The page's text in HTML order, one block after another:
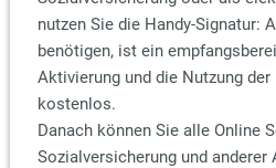
nutzen Sie die Handy-Signatur:
benötigen, ist ein
Aktivierung und die Nutzung
kostenlos.
Danach können Sie alle Online
Sozialversicherung und anderer